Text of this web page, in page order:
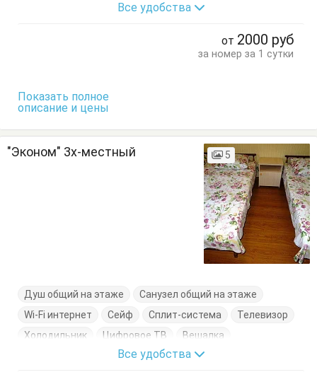
Журнальный столик
Кровати односпальные
Все удобства
от 2000 руб
за номер за 1 сутки
Показать полное
описание и цены
"Эконом" 3х-местный 5
Душ общий на этаже
Санузел общий на этаже
Wi-Fi интернет
Сейф Сплит-система
Телевизор
Холодильник
Цифровое ТВ
Вешалка
Журнальный столик
Кровать двуспальная
Все удобства